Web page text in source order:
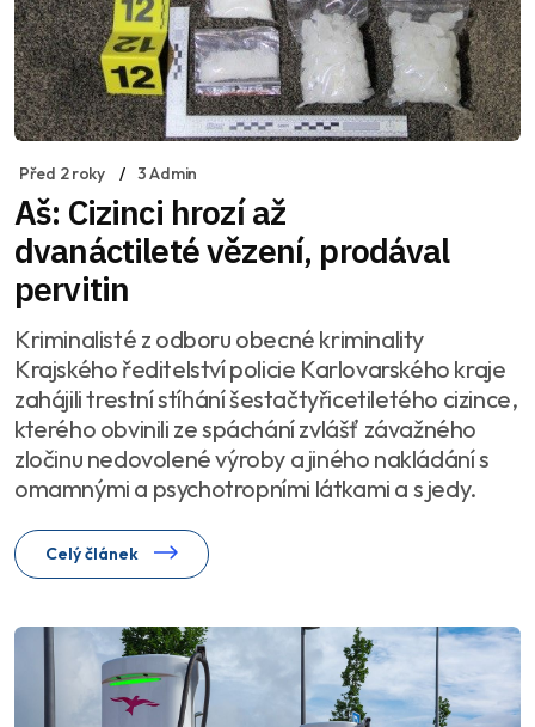
Před 2 roky 3 Admin
Aš: Cizinci hrozí až
dvanáctileté vězení, prodával
pervitin
Kriminalisté z odboru obecné kriminality
Krajského ředitelství policie Karlovarského kraje
zahájili trestní stíhání šestačtyřicetiletého cizince,
kterého obvinili ze spáchání zvlášť závažného
zločinu nedovolené výroby a jiného nakládání s
omamnými a psychotropními látkami a s jedy.
Celý článek